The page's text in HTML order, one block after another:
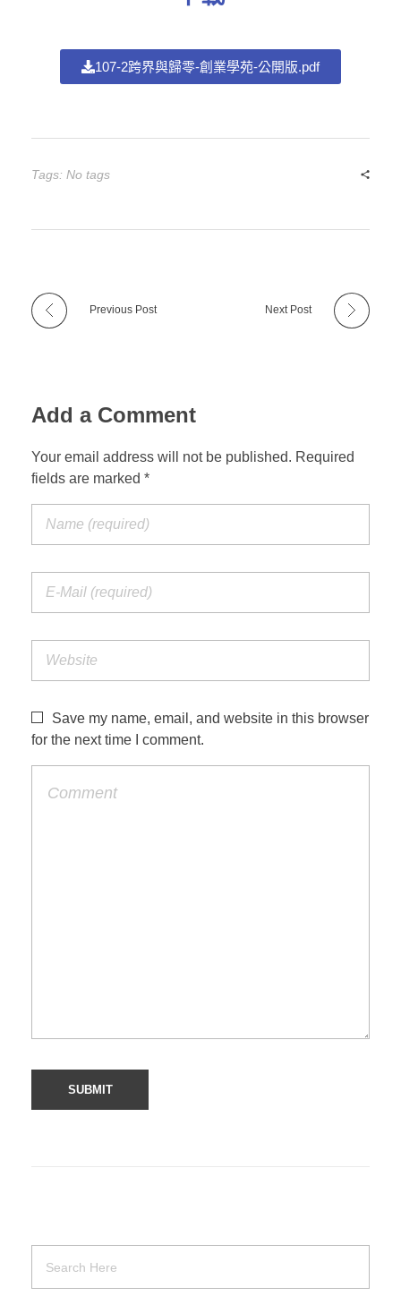
107-2跨界與歸零-創業學苑-公開版.pdf
Tags: No tags
Previous Post Next Post
Add a Comment
Your email address will not be published. Required
fields are marked *
Save my name, email, and website in this browser
for the next time I comment.